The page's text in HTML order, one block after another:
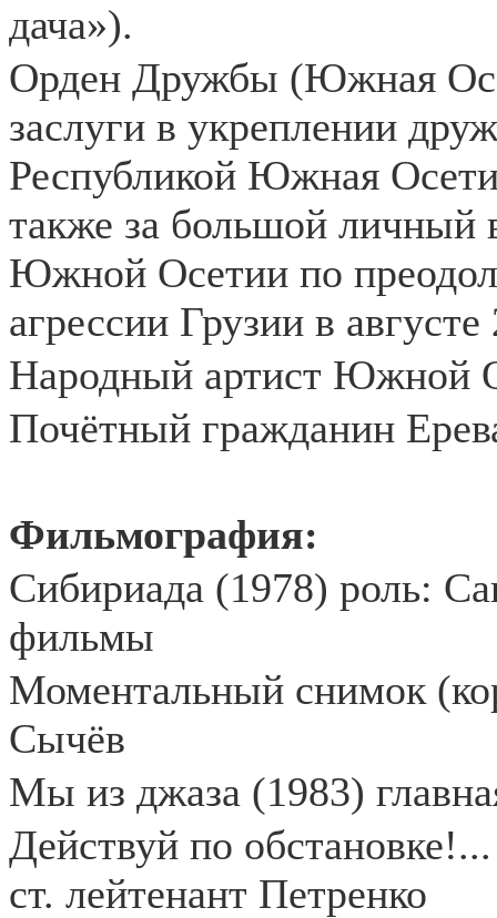
дача»).
Орден Дружбы (Южная
заслуги в укреплении
Республикой Южная
также за большой личный
Южной Осетии по
агрессии Грузии в августе
Народный артист Южной
Почётный гражданин
Фильмография:
Сибириада (1978) роль:
фильмы
Моментальный снимок
Сычёв
Мы из джаза (1983)
Действуй по
ст. лейтенант Петренко